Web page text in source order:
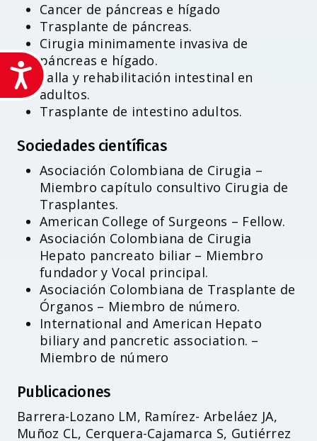
Accesibilidad
Cancer de páncreas e hígado
Trasplante de páncreas.
Cirugia minimamente invasiva de
páncreas e hígado.
Falla y rehabilitación intestinal en
adultos.
Trasplante de intestino adultos.
Sociedades científicas
Asociación Colombiana de Cirugia –
Miembro capítulo consultivo Cirugia de
Trasplantes.
American College of Surgeons – Fellow.
Asociación Colombiana de Cirugia
Hepato pancreato biliar – Miembro
fundador y Vocal principal.
Asociación Colombiana de Trasplante de
Órganos – Miembro de número.
International and American Hepato
biliary and pancretic association. –
Miembro de número
Publicaciones
Barrera-Lozano LM, Ramírez- Arbeláez JA,
Muñoz CL, Cerquera-Cajamarca S, Gutiérrez